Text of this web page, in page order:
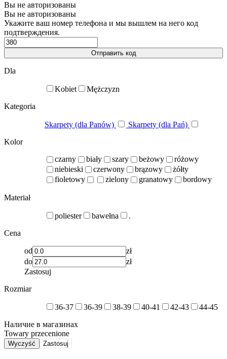
Вы не авторизованы
Вы не авторизованы
Укажите ваш номер телефона и мы вышлем на него код
подтверждения.
Отправить код
Dla
Kobiet
Mężczyzn
Kategoria
Skarpety (dla Panów)
Skarpety (dla Pań)
Kolor
czarny
biały szary beżowy
różowy
niebieski
czerwony brązowy
żółty
fioletowy
zielony granatowy bordowy
Materiał
poliester bawełna
.
Cena
od
zł
do
zł
Zastosuj
Rozmiar
36-37 36-39 38-39 40-41 42-43
44-45
Наличие в магазинах
Towary przecenione
Wyczyść Zastosuj